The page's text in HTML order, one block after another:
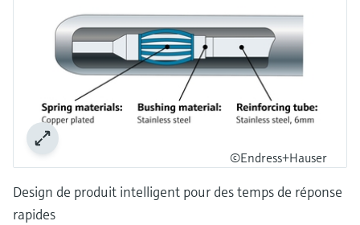
l'application
Device Viewer
Trouver des informations et de la
documentation spécifiques à un produit
Recherche de pièces détachées
Trouvez la bonne pièce de rechange en
éclatées et notices de montage des appareils
pour un remplacement/réparation rapide.
Mesure du niveau par barrière à
micro-ondes
Mesure du niveau par la pression
Voir tous
Analyseurs de dureté, fer, etc.
Photomètres de process
Mesure par transmission de micro-
ondes
Voir tous
décisionnels
©Endress+Hauser
Design de produit intelligent pour des temps de réponse
rapides